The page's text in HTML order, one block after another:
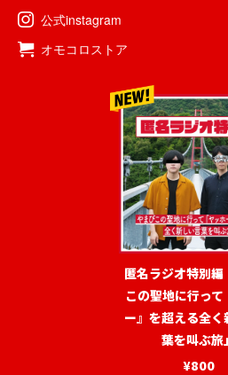
公式instagram
オモコロストア
匿名ラジオ特別編
この聖地に行っ
ー』を超える全く
葉を叫ぶ旅」
¥800